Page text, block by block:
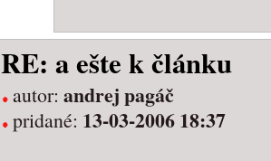
RE: a ešte k článku
autor: andrej pagáč
pridané: 13-03-2006 18:37